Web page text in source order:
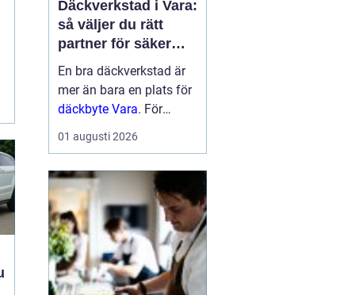
Däckverkstad i Vara:
så väljer du rätt
partner för säker
körning året runt
En bra däckverkstad är
mer än bara en plats för
däckbyte Vara. För
bilägare i Vara handlar
valet om säkerhet,
01 augusti 2026